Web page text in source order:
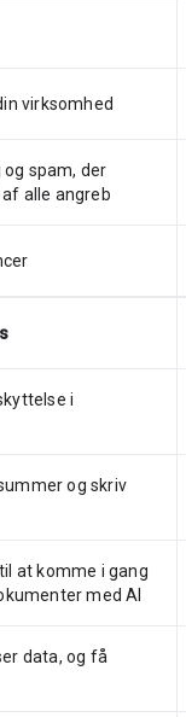
virksomhed
spam, der
af alle angreb
i
og skriv
at komme i gang
med AI
data, og få